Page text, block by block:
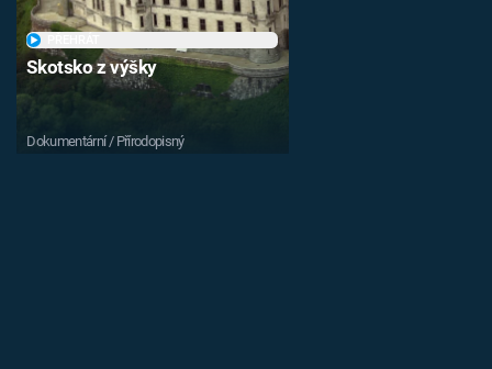
Skotsko z výšky
Dokumentární / Přírodopisný